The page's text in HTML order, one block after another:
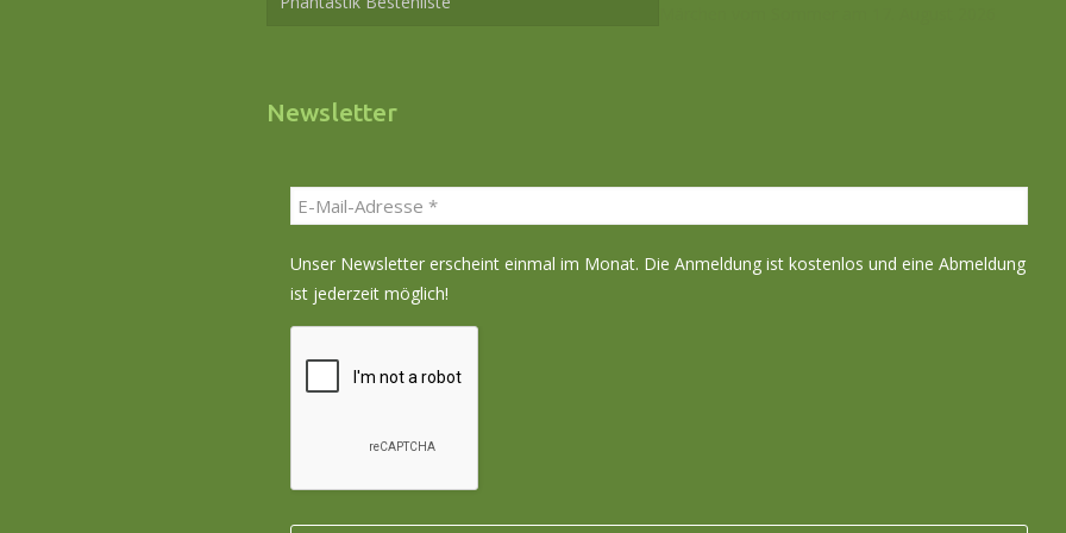
Newsletter
Unser Newsletter erscheint einmal im Monat. Die Anmeldung ist kostenlos und eine Abmeldung
ist jederzeit möglich!